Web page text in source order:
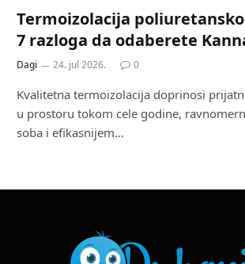
Termoizolacija
7 razloga da odaberete
Dagi 24. jul 2026. 0
Kvalitetna termoizolacija doprinosi
u prostoru tokom cele godine,
soba i efikasnijem…